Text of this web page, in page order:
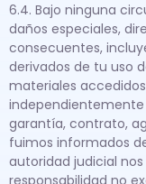
6.4. Bajo ninguna
daños especiales,
consecuentes,
derivados de tu uso
materiales
independientemente
garantía, contrato,
fuimos informados
autoridad judicial